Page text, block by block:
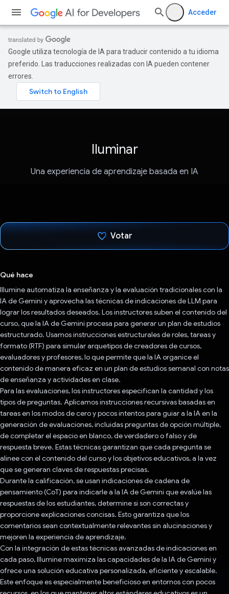
Acceder
Google utiliza tecnología de IA para traducir contenido a tu idioma
preferido. Las traducciones realizadas con IA pueden contener
errores.
Iluminar
Una experiencia de aprendizaje basada en IA
Votar
Qué hace
Illumine automatiza la enseñanza y la evaluación tradicionales con la
IA de Gemini y aprovecha las técnicas de indicaciones de LLM para
lograr los resultados deseados. Los instructores suben el contenido del
curso, que la IA de Gemini procesa para generar un plan de estudios
estructurado. Usamos instrucciones estructurales de roles, tareas y
formato (RTF) para simular arquetipos de creadores de cursos,
evaluadores y profesores, lo que permite que la IA organice el
contenido de manera eficaz en un plan de estudios semanal con notas
de enseñanza y actividades en clase.
Para las evaluaciones, los instructores especifican la cantidad y los
tipos de preguntas. Aplicamos instrucciones recursivas basadas en
tareas en los modos de cero y pocos intentos para guiar a la IA en la
generación de evaluaciones, incluidas preguntas de opción múltiple,
de completar el espacio en blanco, de verdadero o falso y de
respuesta breve. Estas técnicas garantizan que cada pregunta se
alinee con el contenido del curso y los objetivos educativos, a la vez
que se generan claves de respuestas precisas.
Durante la calificación, se usan indicaciones de cadena de
pensamiento (CoT) para indicarle a la IA de Gemini que evalúe las
respuestas de los estudiantes, determine si son correctas y
proporcione explicaciones concisas. Esto garantiza que los
comentarios sean contextualmente relevantes sin alucinaciones y
mejoren la experiencia de aprendizaje.
Con la integración de estas técnicas avanzadas de indicaciones en
cada paso, Illumine maximiza las capacidades de la IA de Gemini y
ofrece una solución educativa personalizada, eficiente y escalable.
Este enfoque es especialmente beneficioso en entornos con pocos